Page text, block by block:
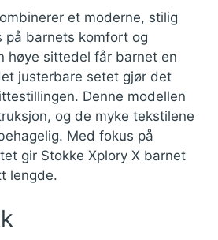
et moderne, stilig
på barnets komfort og
høye sittedel får barnet en
justerbare setet gjør det
Denne modellen
og de myke tekstilene
Med fokus på
gir Stokke Xplory X barnet
lengde.